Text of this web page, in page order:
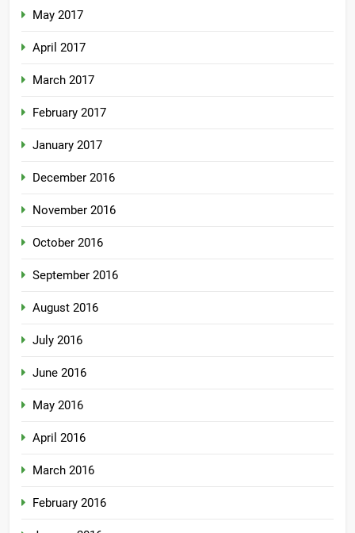
May 2017
April 2017
March 2017
February 2017
January 2017
December 2016
November 2016
October 2016
September 2016
August 2016
July 2016
June 2016
May 2016
April 2016
March 2016
February 2016